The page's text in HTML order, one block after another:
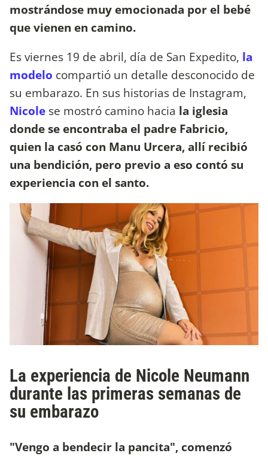
mostrándose muy emocionada por el bebé
que vienen en camino.
Es viernes 19 de abril, día de San Expedito, la
modelo compartió un detalle desconocido de
su embarazo. En sus historias de Instagram,
Nicole se mostró camino hacia la iglesia
donde se encontraba el padre Fabricio,
quien la casó con Manu Urcera, allí recibió
una bendición, pero previo a eso contó su
experiencia con el santo.
La experiencia de Nicole Neumann
durante las primeras semanas de
su embarazo
"Vengo a bendecir la pancita", comenzó